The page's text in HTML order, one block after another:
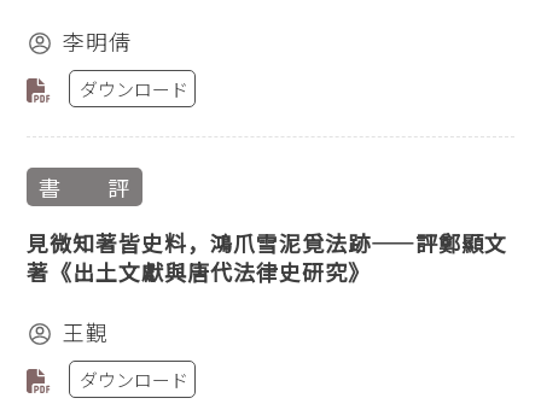
李明倩
ダウンロード
書 評
見微知著皆史料，鴻爪雪泥覓法跡——評鄭顯文
著《出土文獻與唐代法律史研究》
王覲
ダウンロード